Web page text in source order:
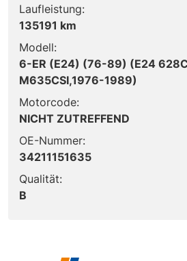
Laufleistung:
135191 km
Modell:
6-ER (E24) (76-89) (E24
M635CSI,1976-1989)
Motorcode:
NICHT ZUTREFFEND
OE-Nummer:
34211151635
Qualität:
B